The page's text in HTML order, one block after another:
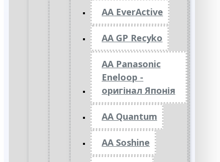
AA EverActive
AA GP Recyko
AA Panasonic
Eneloop -
оригінал Японія
AA Quantum
AA Soshine